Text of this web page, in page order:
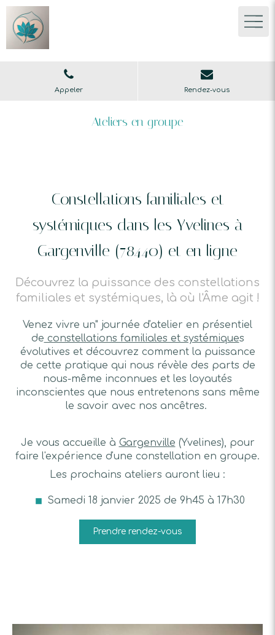
Appeler Rendez-vous
Ateliers en groupe
Constellations familiales et
systémiques dans les Yvelines à
Gargenville (78440) et en ligne
Découvrez la puissance des constellations
familiales et systémiques, là où l'Âme agit !
Venez vivre un" journée d'atelier en présentiel
de constellations familiales et systémiques
évolutives et découvrez comment la puissance
de cette pratique qui nous révèle des parts de
nous-même inconnues et les loyautés
inconscientes que nous entretenons sans même
le savoir avec nos ancêtres.
Je vous accueille à Gargenville (Yvelines), pour
faire l'expérience d'une constellation en groupe.
Les prochains ateliers auront lieu :
Samedi 18 janvier 2025 de 9h45 à 17h30
Prendre rendez-vous